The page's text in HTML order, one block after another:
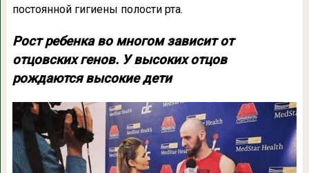
постоянной гигиены полости рта.
Рост ребенка во многом зависит от
отцовских генов. У высоких отцов
рождаются высокие дети